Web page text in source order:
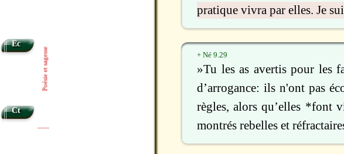
pratique vivra par elles. Je
+ Né 9.29
»Tu les as avertis pour les
d’arrogance: ils n'ont pas
règles, alors qu’elles *font
montrés rebelles et
Ec
Ct
Poésie et sagesse